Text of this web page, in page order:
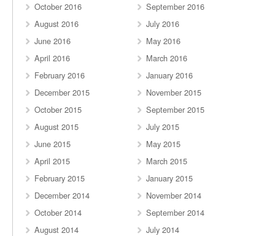
October 2016
September 2016
August 2016
July 2016
June 2016
May 2016
April 2016
March 2016
February 2016
January 2016
December 2015
November 2015
October 2015
September 2015
August 2015
July 2015
June 2015
May 2015
April 2015
March 2015
February 2015
January 2015
December 2014
November 2014
October 2014
September 2014
August 2014
July 2014